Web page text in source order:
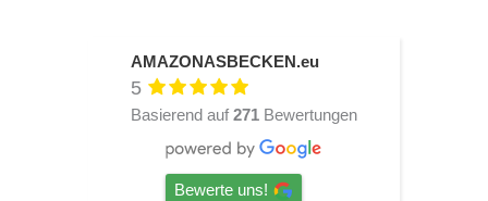
AMAZONASBECKEN.eu
5
Basierend auf 271 Bewertungen
Bewerte uns!